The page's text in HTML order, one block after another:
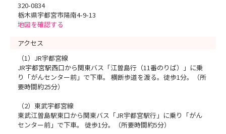
320-0834
栃木県宇都宮市陽南4-9-13
地図を確認する
アクセス
（1）JR宇都宮線
JR宇都宮駅西口から関東バス「江曽島行（11番のりば）」に乗
り「がんセンター前」で下車。 横断歩道を渡る。徒歩1分。（所
要時間約25分）
（2）東武宇都宮線
東武江曽島駅東口から関東バス「JR宇都宮駅行」に乗り「がん
センター前」で下車。 徒歩1分。（所要時間約5分）